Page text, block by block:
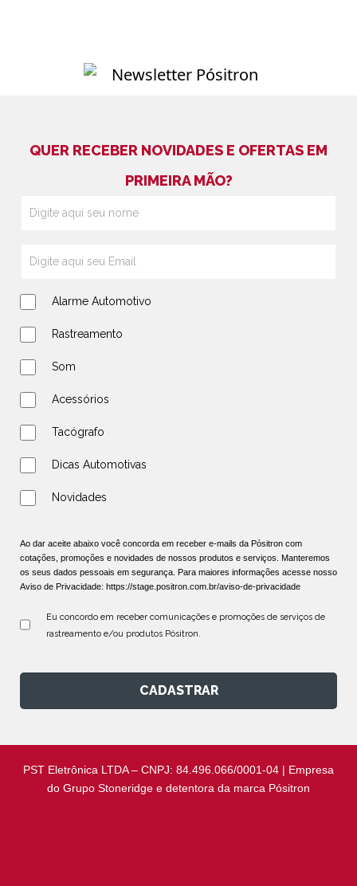
QUER RECEBER NOVIDADES E OFERTAS EM
PRIMEIRA MÃO?
Alarme Automotivo
Rastreamento
Som
Acessórios
Tacógrafo
Dicas Automotivas
Novidades
Ao dar aceite abaixo você concorda em receber e-mails da Pósitron com
cotações, promoções e novidades de nossos produtos e serviços. Manteremos
os seus dados pessoais em segurança. Para maiores informações acesse nosso
Aviso de Privacidade: https://stage.positron.com.br/aviso-de-privacidade
Eu concordo em receber comunicações e promoções de serviços de
rastreamento e/ou produtos Pósitron.
CADASTRAR
PST Eletrônica LTDA – CNPJ: 84.496.066/0001-04 | Empresa
do Grupo Stoneridge e detentora da marca Pósitron